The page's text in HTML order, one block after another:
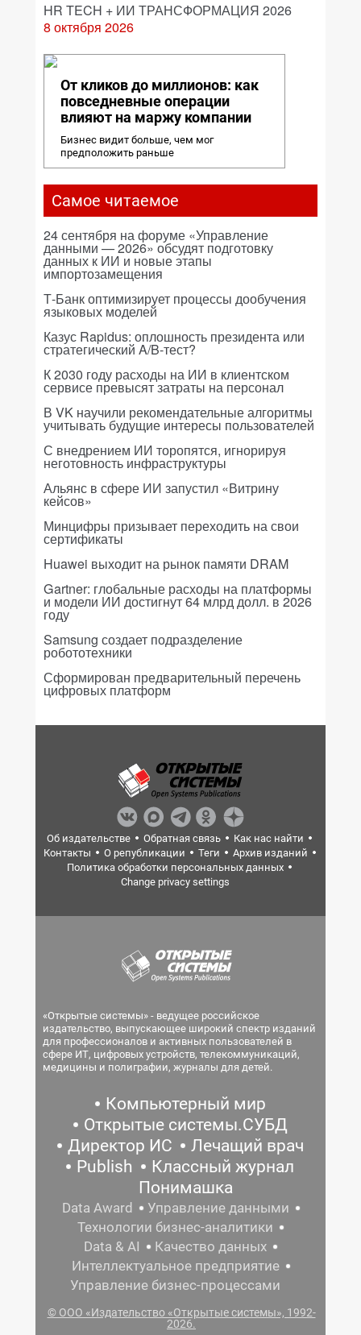
HR TECH + ИИ ТРАНСФОРМАЦИЯ 2026
8 октября 2026
От кликов до миллионов: как
повседневные операции
влияют на маржу компании
Бизнес видит больше, чем мог
предположить раньше
Самое читаемое
24 сентября на форуме «Управление
данными — 2026» обсудят подготовку
данных к ИИ и новые этапы
импортозамещения
Т-Банк оптимизирует процессы дообучения
языковых моделей
Казус Rapidus: оплошность президента или
стратегический A/B-тест?
К 2030 году расходы на ИИ в клиентском
сервисе превысят затраты на персонал
В VK научили рекомендательные алгоритмы
учитывать будущие интересы пользователей
С внедрением ИИ торопятся, игнорируя
неготовность инфраструктуры
Альянс в сфере ИИ запустил «Витрину
кейсов»
Минцифры призывает переходить на свои
сертификаты
Huawei выходит на рынок памяти DRAM
Gartner: глобальные расходы на платформы
и модели ИИ достигнут 64 млрд долл. в 2026
году
Samsung создает подразделение
робототехники
Сформирован предварительный перечень
цифровых платформ
Об издательстве Обратная связь
Как нас найти
Контакты
О републикации Теги
Архив изданий
Политика обработки персональных данных
Change privacy settings
«Открытые системы» - ведущее российское
издательство, выпускающее широкий спектр изданий
для профессионалов и активных пользователей в
сфере ИТ, цифровых устройств, телекоммуникаций,
медицины и полиграфии, журналы для детей.
Компьютерный мир
Открытые системы.СУБД
Директор ИС
Лечащий врач
Publish
Классный журнал
Понимашка
Data Award
Управление данными
Технологии бизнес-аналитики
Data & AI
Качество данных
Интеллектуальное предприятие
Управление бизнес-процессами
© ООО «Издательство «Открытые системы», 1992-
2026.